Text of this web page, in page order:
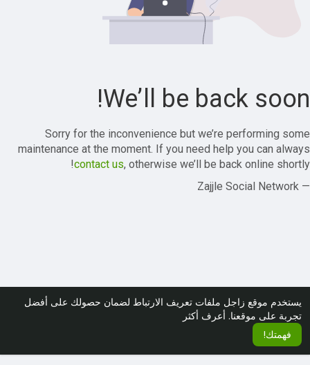
يستخدم موقع زاجل ملفات تعريف الارتباط لضمان حصولك على أفضل
تجربة على موقعنا. أعرف أكثر
فهمتك!
We’ll be back soon!
Sorry for the inconvenience but we’re performing some
maintenance at the moment. If you need help you can always
contact us, otherwise we’ll be back online shortly!
— Zajjle Social Network